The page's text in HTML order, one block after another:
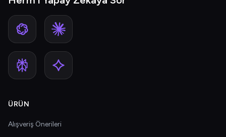
ÜRÜN
Alışveriş Önerileri